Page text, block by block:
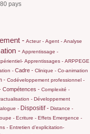
pays
- Acteur - Agent - Analyse
- Apprentissage -
Apprentissages - ARPPEGE
- Cadre - Clinique - Co-animation
- Codéveloppement professionnel -
Compétences - Complexité -
- Développement
- Dispositif - Distance -
- Ecriture - Effets Emergence -
- Entretien d’explicitation-